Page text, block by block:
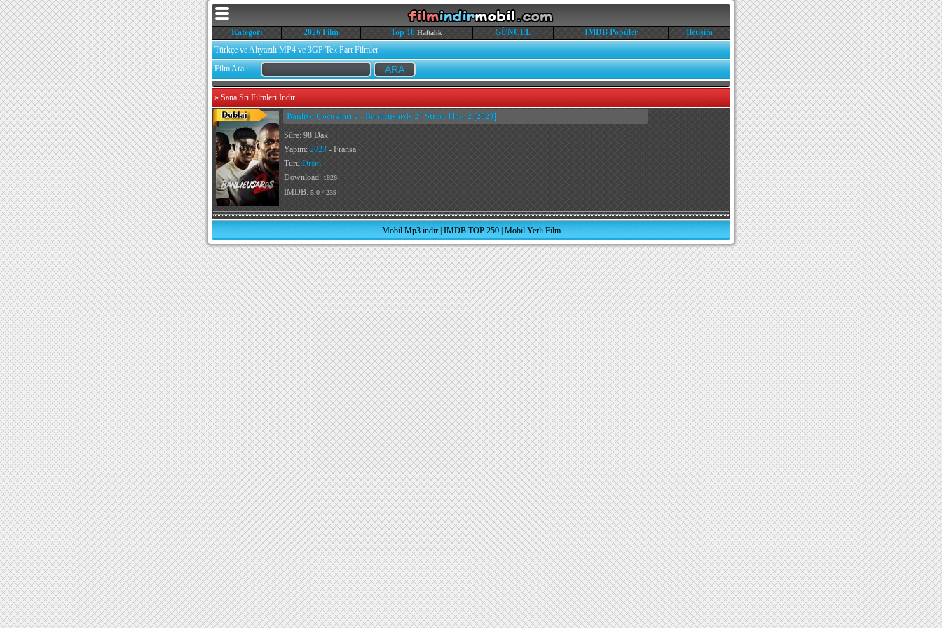
Kategori 2026 Film Top 10 Haftalık GÜNCEL IMDB Popüler
İletişim
Türkçe ve Altyazılı MP4 ve 3GP Tek Part Filmler
Film Ara :
» Sana Sri Filmleri İndir
Banliyö Çocukları 2 - Banlieusards 2 / Street Flow 2 [2023]
Süre: 98 Dak.
Yapım: 2023 - Fransa
Türü:Dram
Download: 1826
IMDB: 5.0 / 239
Mobil Mp3 indir| IMDB TOP 250| Mobil Yerli Film